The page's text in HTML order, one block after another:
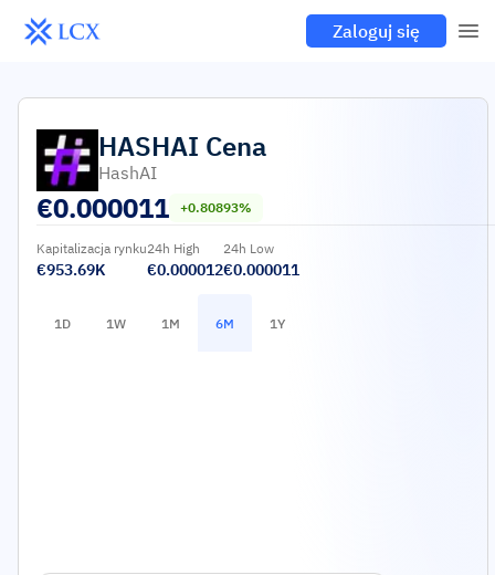
Zaloguj się
HASHAI Cena
HashAI
€0.000011 +0.80893%
Kapitalizacja rynku
€953.69K
24h High
€0.000012
24h Low
€0.000011
1D 1W 1M 6M 1Y